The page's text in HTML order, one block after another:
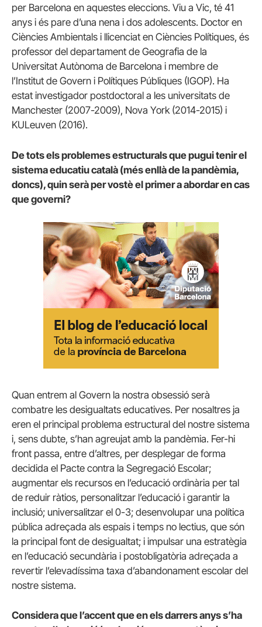
per Barcelona en aquestes eleccions. Viu a Vic, té 41
anys i és pare d’una nena i dos adolescents. Doctor en
Ciències Ambientals i llicenciat en Ciències Polítiques, és
professor del departament de Geografia de la
Universitat Autònoma de Barcelona i membre de
l’Institut de Govern i Polítiques Públiques (IGOP). Ha
estat investigador postdoctoral a les universitats de
Manchester (2007-2009), Nova York (2014-2015) i
KULeuven (2016).
De tots els problemes estructurals que pugui tenir el
sistema educatiu català (més enllà de la pandèmia,
doncs), quin serà per vostè el primer a abordar en cas
que governi?
Quan entrem al Govern la nostra obsessió serà
combatre les desigualtats educatives. Per nosaltres ja
eren el principal problema estructural del nostre sistema
i, sens dubte, s’han agreujat amb la pandèmia. Fer-hi
front passa, entre d’altres, per desplegar de forma
decidida el Pacte contra la Segregació Escolar;
augmentar els recursos en l’educació ordinària per tal
de reduir ràtios, personalitzar l’educació i garantir la
inclusió; universalitzar el 0-3; desenvolupar una política
pública adreçada als espais i temps no lectius, que són
la principal font de desigualtat; i impulsar una estratègia
en l’educació secundària i postobligatòria adreçada a
revertir l’elevadíssima taxa d’abandonament escolar del
nostre sistema.
Considera que l’accent que en els darrers anys s’ha